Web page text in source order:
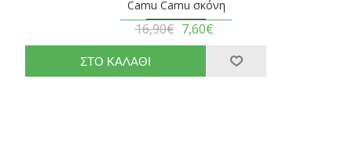
Camu Camu σκόνη
16,90€ 7,60€